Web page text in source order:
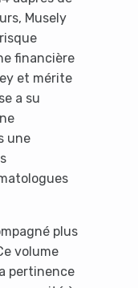
Musely
financière
et mérite
a su
une
plus
volume
pertinence